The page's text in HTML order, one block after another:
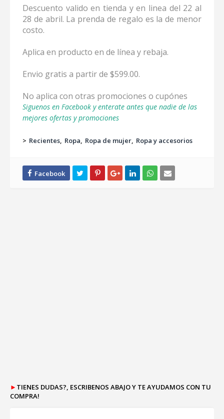
Descuento valido en tienda y en linea del 22 al
28 de abril. La prenda de regalo es la de menor
costo.
Aplica en producto en de línea y rebaja.
Envio gratis a partir de $599.00.
No aplica con otras promociones o cupónes
Siguenos en Facebook y enterate antes que nadie de las
mejores ofertas y promociones
> Recientes Ropa Ropa de mujer Ropa y accesorios
► TIENES DUDAS?, ESCRIBENOS ABAJO Y TE AYUDAMOS CON TU
COMPRA!